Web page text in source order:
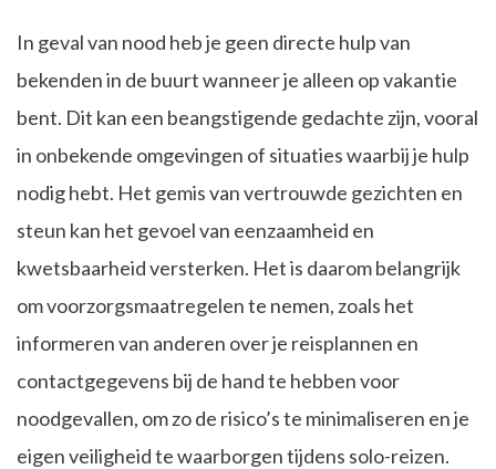
In geval van nood heb je geen directe hulp van
bekenden in de buurt wanneer je alleen op vakantie
bent. Dit kan een beangstigende gedachte zijn, vooral
in onbekende omgevingen of situaties waarbij je hulp
nodig hebt. Het gemis van vertrouwde gezichten en
steun kan het gevoel van eenzaamheid en
kwetsbaarheid versterken. Het is daarom belangrijk
om voorzorgsmaatregelen te nemen, zoals het
informeren van anderen over je reisplannen en
contactgegevens bij de hand te hebben voor
noodgevallen, om zo de risico’s te minimaliseren en je
eigen veiligheid te waarborgen tijdens solo-reizen.